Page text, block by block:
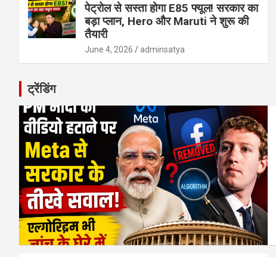
पेट्रोल से सस्ता होगा E85 फ्यूल! सरकार का
बड़ा प्लान, Hero और Maruti ने शुरू की
तैयारी
June 4, 2026 adminsatya
ट्रेंडिंग